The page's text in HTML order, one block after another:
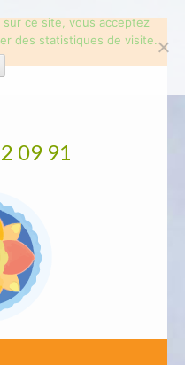
09 91
ce site, vous acceptez
des statistiques de visite.